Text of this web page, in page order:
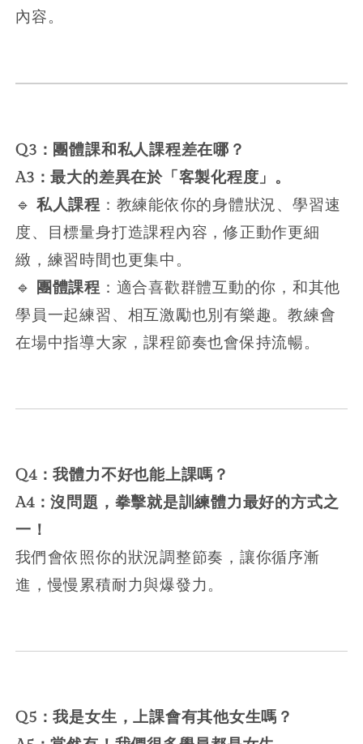
內容。
Q3：團體課和私人課程差在哪？
A3：最大的差異在於「客製化程度」。
🔹 私人課程 ：教練能依你的身體狀況、學習速
度、目標量身打造課程內容，修正動作更細
緻，練習時間也更集中。
🔹
團體課程 ：適合喜歡群體互動的你，和其他
學員一起練習、相互激勵也別有樂趣。教練會
在場中指導大家，課程節奏也會保持流暢。
Q4：我體力不好也能上課嗎？
A4：沒問題，拳擊就是訓練體力最好的方式之
一！
我們會依照你的狀況調整節奏，讓你循序漸
進，慢慢累積耐力與爆發力。
Q5：我是女生，上課會有其他女生嗎？